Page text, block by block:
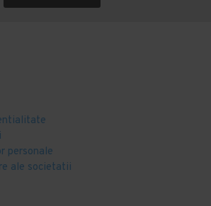
personale
ale societatii